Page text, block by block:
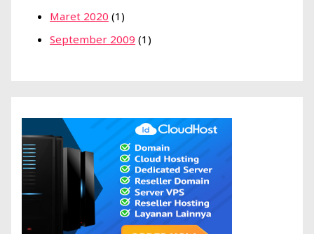
Maret 2020 (1)
September 2009 (1)